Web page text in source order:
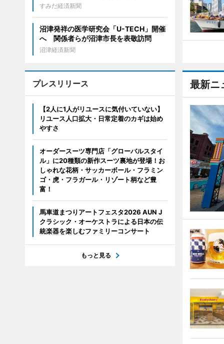
最新ニ
すみだ経済新聞
沼津発祥の医学研究会「U-TECH」開催
へ 関係者らが沼津市長を表敬訪問
沼津経済新聞
プレスリリース
【2人に1人がリユースに気付いていない】
リユース人口拡大・日常定着のカギは始め
やすさ
オーダースーツ専門店「グローバルスタイ
ル」に20種類の新作スーツ裏地が登場！お
しゃれな花柄・サッカーボール・フラミン
ゴ・虎・フラガール・リゾート柄など豊
富！
馬車道まつりアートフェスタ2026 AUN J
クラシック・オーケストラによる日本の伝
統楽器を楽しむファミリーコンサート
もっと見る